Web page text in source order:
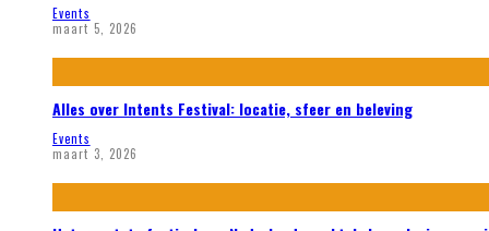
Events
maart 5, 2026
Alles over Intents Festival: locatie, sfeer en beleving
Events
maart 3, 2026